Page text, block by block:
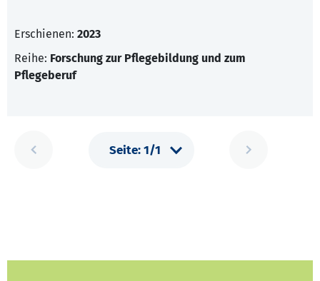
Erschienen: 2023
Reihe: Forschung zur Pflegebildung und zum
Pflegeberuf